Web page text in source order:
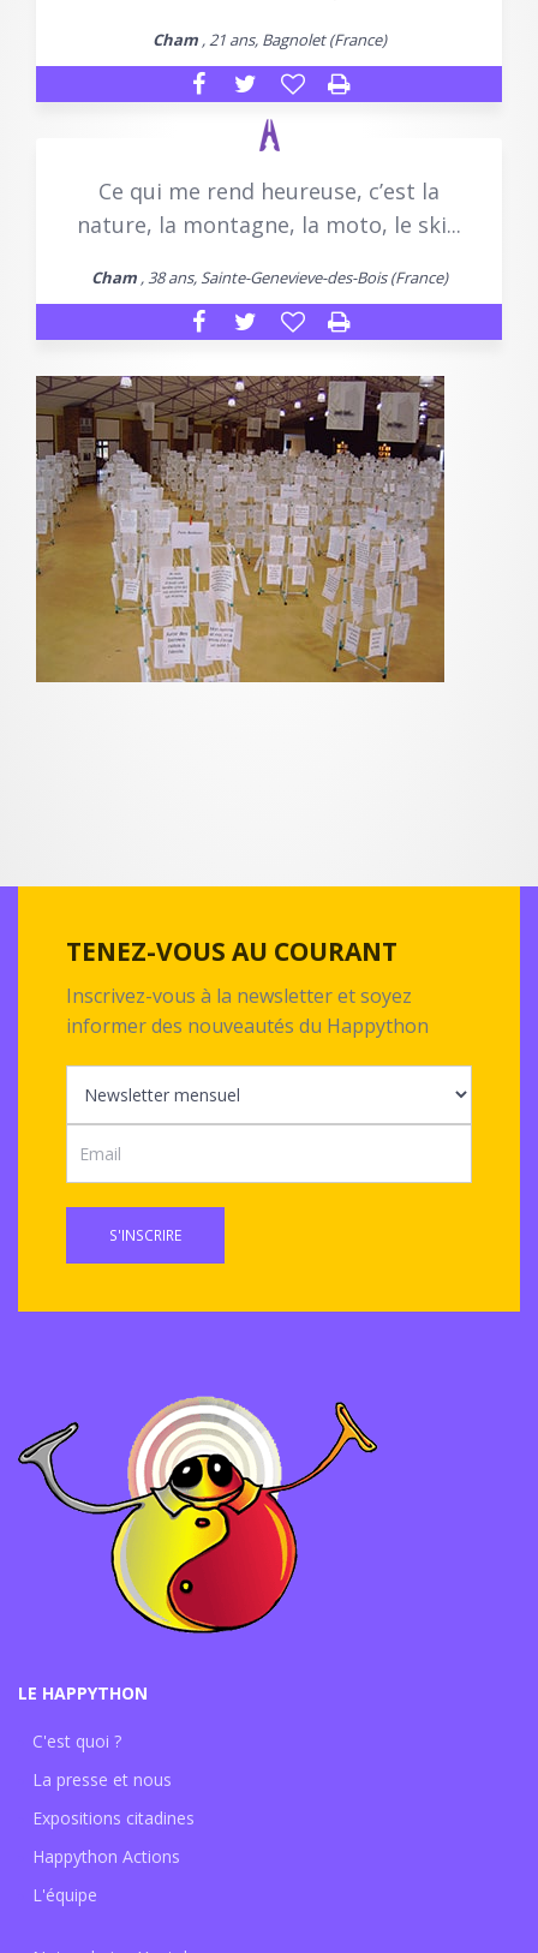
Cham, 21 ans, Bagnolet (France)
Ce qui me rend heureuse, c’est la
nature, la montagne, la moto, le ski...
Cham, 38 ans, Sainte-Genevieve-des-Bois (France)
TENEZ-VOUS AU COURANT
Inscrivez-vous à la newsletter et soyez
informer des nouveautés du Happython
S'INSCRIRE
LE HAPPYTHON
C'est quoi ?
La presse et nous
Expositions citadines
Happython Actions
L'équipe